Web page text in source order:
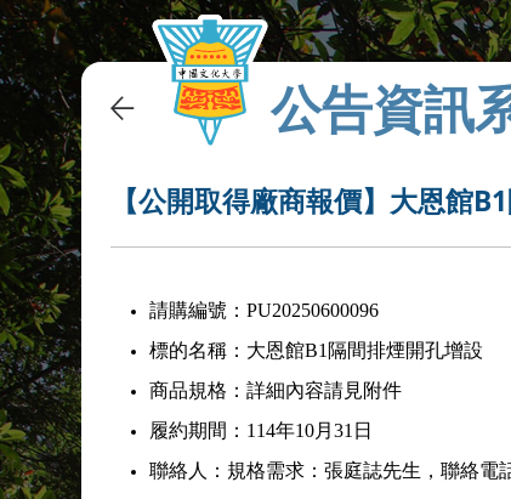
公告資訊
【公開取得廠商報價】大恩館
請購編號：PU20250600096
標的名稱：大恩館B1隔間排煙開孔增設
商品規格：詳細內容請見附件
履約期間：114年10月31日
聯絡人：規格需求：張庭誌先生，聯絡電